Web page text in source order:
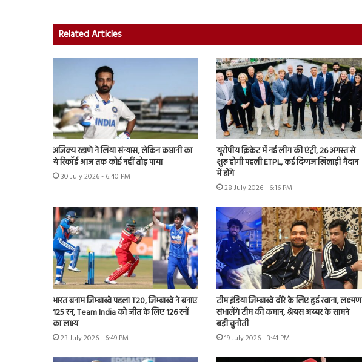
Related Articles
अजिंक्य रहाणे ने लिया संन्यास, लेकिन कप्तानी का
ये रिकॉर्ड आज तक कोई नहीं तोड़ पाया
30 July 2026 - 6:40 PM
यूरोपीय क्रिकेट में नई लीग की एंट्री, 26 अगस्त से
शुरू होगी पहली ETPL, कई दिग्गज खिलाड़ी मैदान
में होंगे
28 July 2026 - 6:16 PM
भारत बनाम जिम्बाब्वे पहला T20, जिम्बाब्वे ने बनाए
125 रन, Team India को जीत के लिए 126 रनों
का लक्ष्य
23 July 2026 - 6:49 PM
टीम इंडिया जिम्बाब्वे दौरे के लिए हुई रवाना, लक्ष्मण
संभालेंगे टीम की कमान, श्रेयस अय्यर के सामने
बड़ी चुनौती
19 July 2026 - 3:41 PM